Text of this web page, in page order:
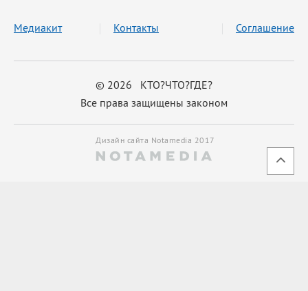
© 2026 КТО?ЧТО?ГДЕ?
Все права защищены законом
Медиакит Контакты Соглашение
Дизайн сайта Notamedia 2017